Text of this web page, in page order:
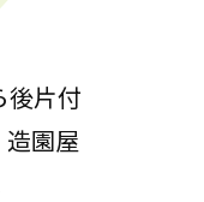
後片付
園屋